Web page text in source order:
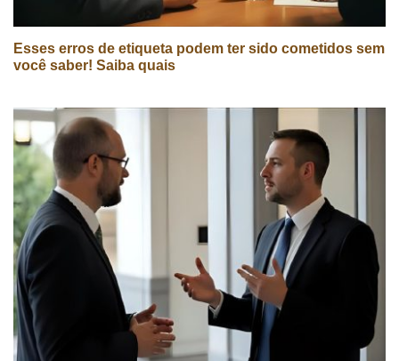
Esses erros de etiqueta podem ter sido cometidos sem
você saber! Saiba quais